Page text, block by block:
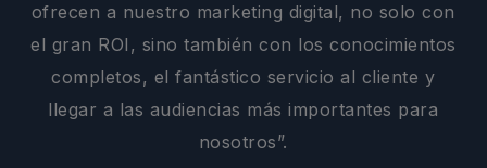
ofrecen a nuestro marketing digital, no solo con
el gran ROI, sino también con los conocimientos
completos, el fantástico servicio al cliente y
llegar a las audiencias más importantes para
nosotros”.